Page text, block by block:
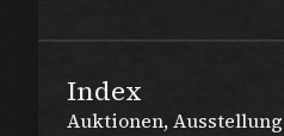
Index
Auktionen,